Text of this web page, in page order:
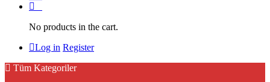
No products in the cart.
Log in Register
Tüm Kategoriler